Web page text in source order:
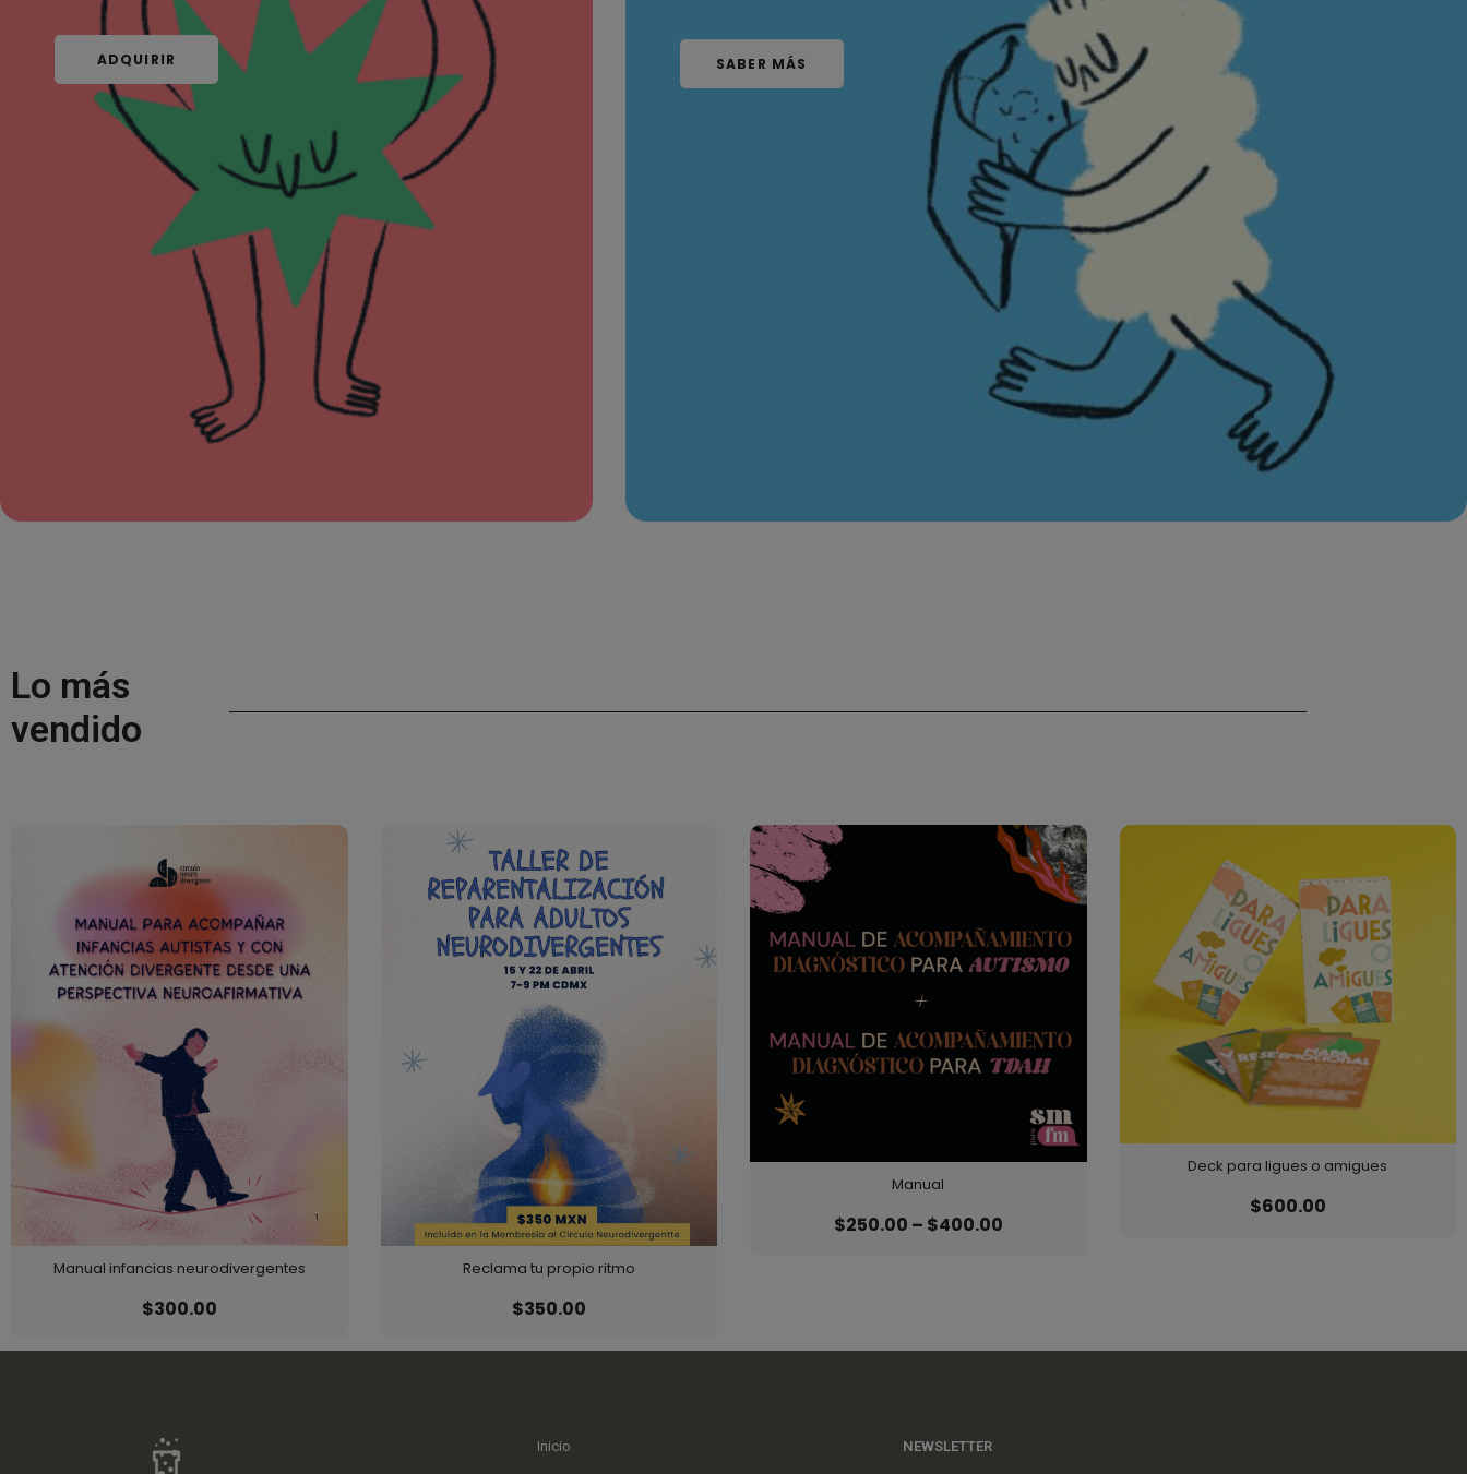
ADQUIRIR SABER MÁS
Lo más
vendido
Manual infancias neurodivergentes
$300.00
Reclama tu propio ritmo
$350.00
Manual
$250.00 – $400.00
Deck para ligues o amigues
$600.00
Inicio NEWSLETTER